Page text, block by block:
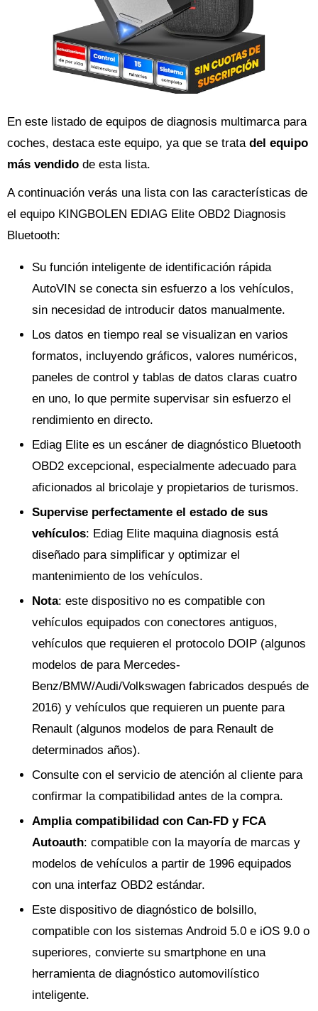
En este listado de equipos de diagnosis multimarca para
coches, destaca este equipo, ya que se trata del equipo
más vendido de esta lista.
A continuación verás una lista con las características de
el equipo KINGBOLEN EDIAG Elite OBD2 Diagnosis
Bluetooth:
Su función inteligente de identificación rápida
AutoVIN se conecta sin esfuerzo a los vehículos,
sin necesidad de introducir datos manualmente.
Los datos en tiempo real se visualizan en varios
formatos, incluyendo gráficos, valores numéricos,
paneles de control y tablas de datos claras cuatro
en uno, lo que permite supervisar sin esfuerzo el
rendimiento en directo.
Ediag Elite es un escáner de diagnóstico Bluetooth
OBD2 excepcional, especialmente adecuado para
aficionados al bricolaje y propietarios de turismos.
Supervise perfectamente el estado de sus
vehículos: Ediag Elite maquina diagnosis está
diseñado para simplificar y optimizar el
mantenimiento de los vehículos.
Nota: este dispositivo no es compatible con
vehículos equipados con conectores antiguos,
vehículos que requieren el protocolo DOIP (algunos
modelos de para Mercedes-
Benz/BMW/Audi/Volkswagen fabricados después de
2016) y vehículos que requieren un puente para
Renault (algunos modelos de para Renault de
determinados años).
Consulte con el servicio de atención al cliente para
confirmar la compatibilidad antes de la compra.
Amplia compatibilidad con Can-FD y FCA
Autoauth: compatible con la mayoría de marcas y
modelos de vehículos a partir de 1996 equipados
con una interfaz OBD2 estándar.
Este dispositivo de diagnóstico de bolsillo,
compatible con los sistemas Android 5.0 e iOS 9.0 o
superiores, convierte su smartphone en una
herramienta de diagnóstico automovilístico
inteligente.